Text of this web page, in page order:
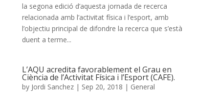
la segona edició d’aquesta jornada de recerca
relacionada amb l’activitat física i l’esport, amb
l’objectiu principal de difondre la recerca que s’està
duent a terme...
L’AQU acredita favorablement el Grau en
Ciència de l’Activitat Física i l’Esport (CAFE).
by Jordi Sanchez| Sep 20, 2018 | General